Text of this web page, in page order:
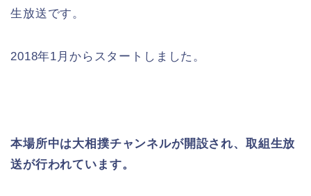
生放送です。
2018年1月からスタートしました。
本場所中は大相撲チャンネルが開設され、取組生放
送が行われています。